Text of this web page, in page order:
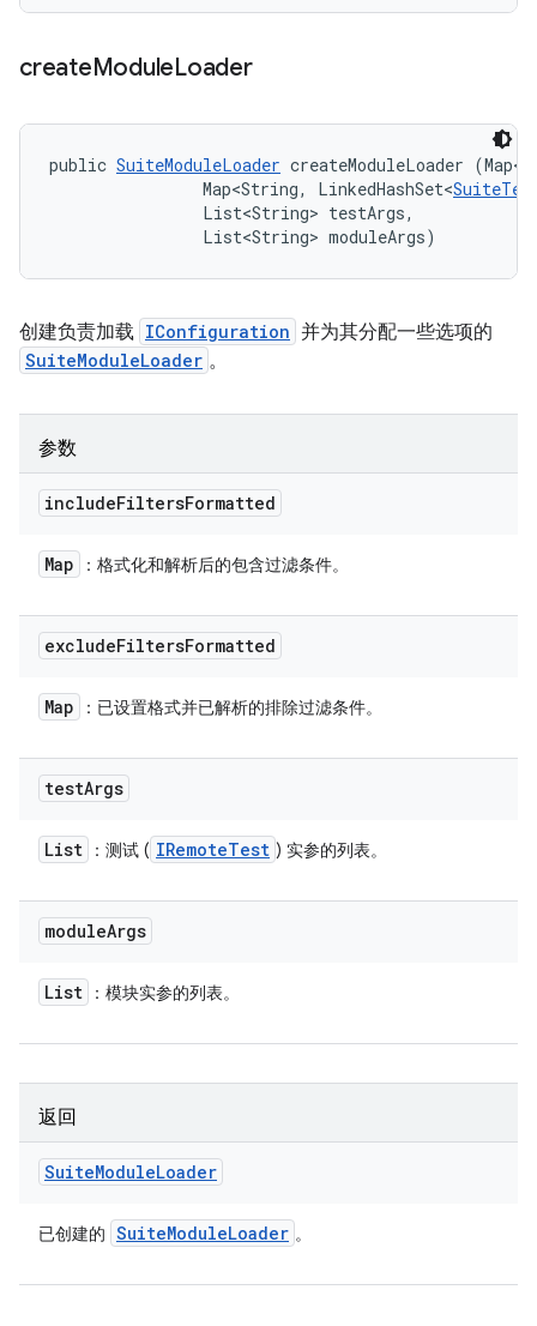
createModuleLoader
public SuiteModuleLoader createModuleLoader
                Map<String, LinkedHashSet<
                List<String> testArgs,
                List<String> moduleArgs)
创建负责加载 IConfiguration 并为其分配一些选项的
SuiteModuleLoader 。
参数
includeFiltersFormatted
Map ：格式化和解析后的包含过滤条件。
excludeFiltersFormatted
Map ：已设置格式并已解析的排除过滤条件。
testArgs
List ：测试 ( IRemoteTest ) 实参的列表。
moduleArgs
List ：模块实参的列表。
返回
SuiteModuleLoader
已创建的 SuiteModuleLoader 。